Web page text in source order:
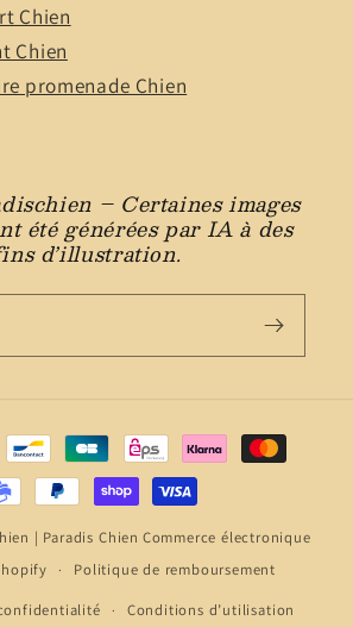
Chien
Chien
promenade Chien
– Certaines images
été générées par IA à des
d’illustration.
| Paradis Chien Commerce électronique
Politique de remboursement
Conditions d’utilisation